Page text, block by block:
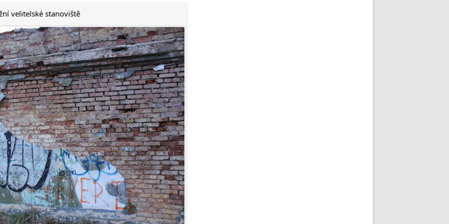
velitelské stanoviště